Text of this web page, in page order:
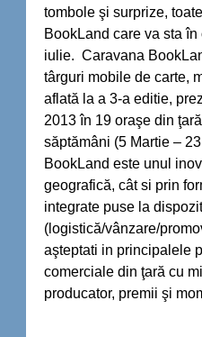
tombole şi surprize,
BookLand care va sta
iulie. Caravana
târguri mobile de carte,
aflată la a 3-a editie,
2013 în 19 oraşe din
săptămâni (5 Martie –
BookLand este unul
geografică, cât si prin
integrate puse la
(logistică/vânzare/
aşteptati in principalele
comerciale din ţară cu
producator, premii şi